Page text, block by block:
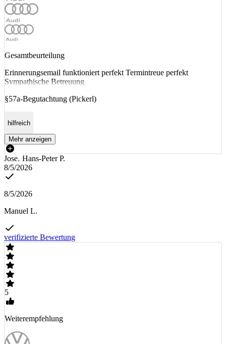
Gesamtbeurteilung
Erinnerungsemail funktioniert perfekt Termintreue perfekt
Sympathische Betreuung
§57a-Begutachtung (Pickerl)
hilfreich
Mehr anzeigen
Josef Hans-Peter P.
8/5/2026
8/5/2026
Manuel L.
verifizierte Bewertung
5
Weiterempfehlung